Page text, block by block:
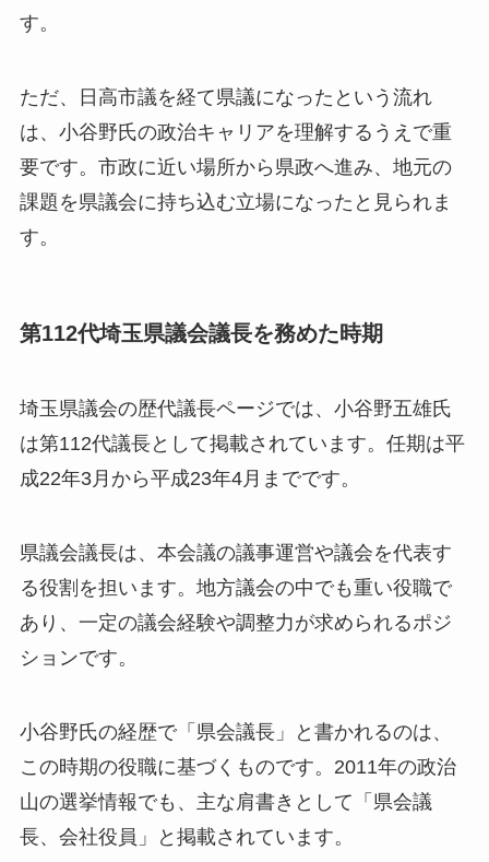
す。
ただ、日高市議を経て県議になったという流れ
は、小谷野氏の政治キャリアを理解するうえで重
要です。市政に近い場所から県政へ進み、地元の
課題を県議会に持ち込む立場になったと見られま
す。
第112代埼玉県議会議長を務めた時期
埼玉県議会の歴代議長ページでは、小谷野五雄氏
は第112代議長として掲載されています。任期は平
成22年3月から平成23年4月までです。
県議会議長は、本会議の議事運営や議会を代表す
る役割を担います。地方議会の中でも重い役職で
あり、一定の議会経験や調整力が求められるポジ
ションです。
小谷野氏の経歴で「県会議長」と書かれるのは、
この時期の役職に基づくものです。2011年の政治
山の選挙情報でも、主な肩書きとして「県会議
長、会社役員」と掲載されています。